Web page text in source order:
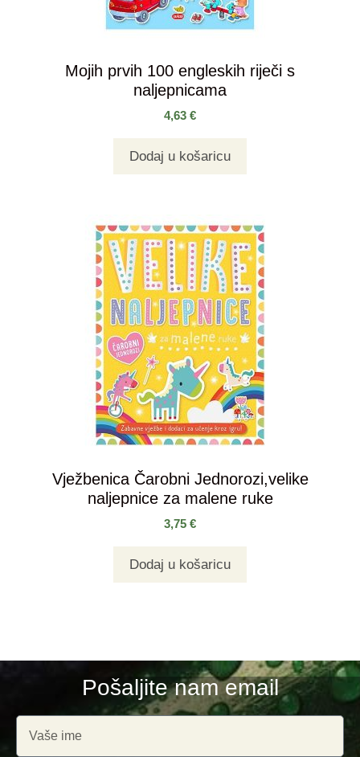
Mojih prvih 100 engleskih riječi s
naljepnicama
4,63 €
Dodaj u košaricu
Vježbenica Čarobni Jednorozi,velike
naljepnice za malene ruke
3,75 €
Dodaj u košaricu
Pošaljite nam email